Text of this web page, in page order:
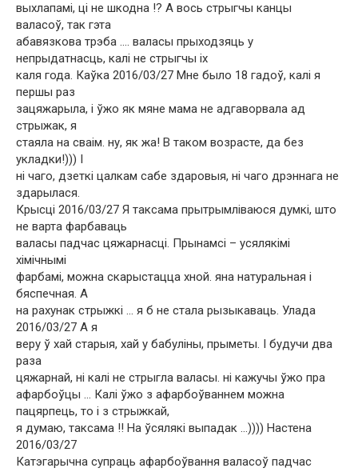
выхлапамі, ці не шкодна !? А вось стрыгчы канцы
валасоў, так гэта
абавязкова трэба …. валасы прыходзяць у
непрыдатнасць, калі не стрыгчы іх
каля года. Каўка 2016/03/27 Мне было 18 гадоў, калі я
першы раз
зацяжарыла, і ўжо як мяне мама не адгаворвала ад
стрыжак, я
стаяла на сваім. ну, як жа! В таком возрасте, да без
укладки!))) І
ні чаго, дзеткі цалкам сабе здаровыя, ні чаго дрэннага не
здарылася.
Крысці 2016/03/27 Я таксама прытрымліваюся думкі, што
не варта фарбаваць
валасы падчас цяжарнасці. Прынамсі – усялякімі
хімічнымі
фарбамі, можна скарыстацца хной. яна натуральная і
бяспечная. А
на рахунак стрыжкі … я б не стала рызыкаваць. Улада
2016/03/27 А я
веру ў хай старыя, хай у бабуліны, прыметы. І будучи два
раза
цяжарнай, ні калі не стрыгла валасы. ні кажучы ўжо пра
афарбоўцы … Калі ўжо з афарбоўваннем можна
пацярпець, то і з стрыжкай,
я думаю, таксама !! На ўсялякі выпадак …)))) Настена
2016/03/27
Катэгарычна супраць афарбоўвання валасоў падчас